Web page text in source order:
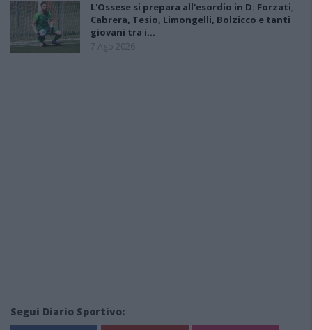
L'Ossese si prepara all'esordio in D: Forzati,
Cabrera, Tesio, Limongelli, Bolzicco e tanti
giovani tra i…
7 Ago 2026
Segui Diario Sportivo: